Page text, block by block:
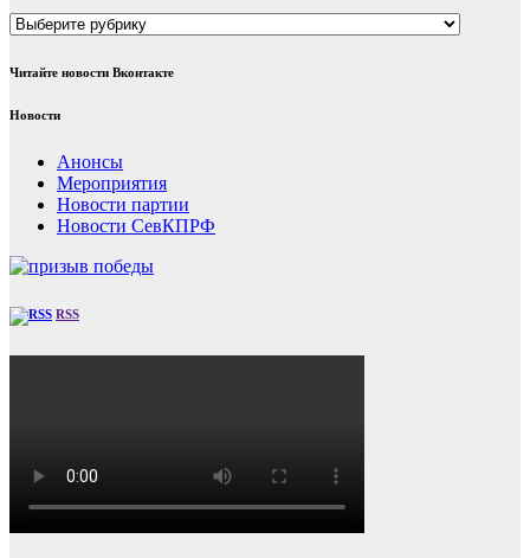
Рубрики
Читайте новости Вконтакте
Новости
Анонсы
Мероприятия
Новости партии
Новости СевКПРФ
RSS